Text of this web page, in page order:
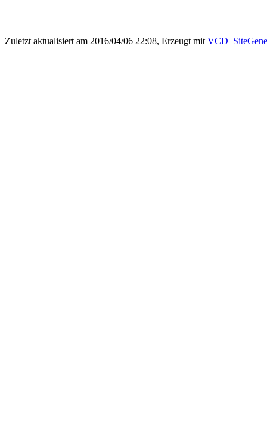
Zuletzt aktualisiert am 2016/04/06 22:08, Erzeugt mit